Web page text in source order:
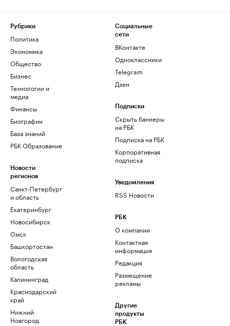
Рубрики
Политика
Экономика
Общество
Бизнес
Технологии и
медиа
Финансы
Биографии
База знаний
РБК Образование
Новости
регионов
Санкт-Петербург
и область
Екатеринбург
Новосибирск
Омск
Башкортостан
Вологодская
область
Калининград
Краснодарский
край
Нижний
Новгород
Социальные
сети
ВКонтакте
Одноклассники
Telegram
Дзен
Подписки
Скрыть баннеры
на РБК
Подписка на РБК
Корпоративная
подписка
Уведомления
RSS Новости
РБК
О компании
Контактная
информация
Редакция
Размещение
рекламы
Другие
продукты
РБК